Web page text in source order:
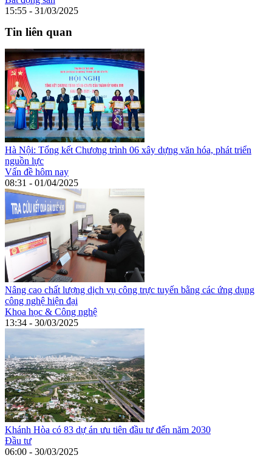
15:55 - 31/03/2025
Tin liên quan
Hà Nội: Tổng kết Chương trình 06 xây dựng văn hóa, phát triển
nguồn lực
Vấn đề hôm nay
08:31 - 01/04/2025
Nâng cao chất lượng dịch vụ công trực tuyến bằng các ứng dụng
công nghệ hiện đại
Khoa học & Công nghệ
13:34 - 30/03/2025
Khánh Hòa có 83 dự án ưu tiên đầu tư đến năm 2030
Đầu tư
06:00 - 30/03/2025